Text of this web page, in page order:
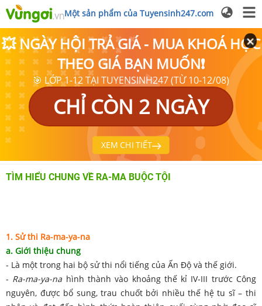
Một sản phẩm của Tuyensinh247.com
💥 NGÀY HỘI TRẢ GIÁ - MUA KHOÁ HỌC
THEO GIÁ BẠN MUỐN❗
🎯 LỚP 1-12 TẠI TUYENSINH247 (TỪ 10-12/08)
CHỈ CÒN 2 NGÀY
XEM CHI TIẾT
TÌM HIỂU CHUNG VỀ RA-MA BUỘC TỘI
1. Sử thi Ra-ma-ya-na
a. Giới thiệu chung
- Là một trong hai bộ sử thi nổi tiếng của Ấn Độ và thế giới.
- Ra-ma-ya-na hình thành vào khoảng thế kỉ IV-III trước Công
nguyên, được bổ sung, trau chuốt bởi nhiều thế hệ tu sĩ – thi